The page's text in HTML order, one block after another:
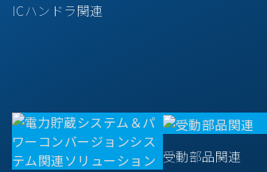
ICハンドラ関連
受動部品関連